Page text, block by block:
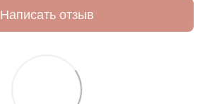
Написать отзыв